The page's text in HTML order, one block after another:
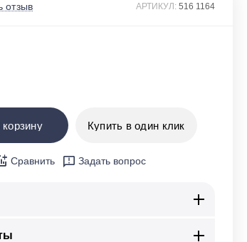
отзыв АРТИКУЛ: 516 1164
корзину Купить в один клик
Сравнить Задать вопрос